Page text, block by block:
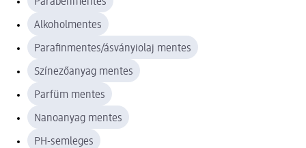
Alkoholmentes
Parafinmentes/ásványiolaj mentes
Színezőanyag mentes
Parfüm mentes
Nanoanyag mentes
PH-semleges